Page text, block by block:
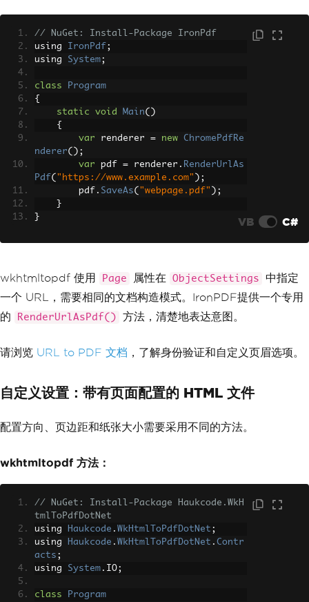
Objects
=
{
new
ObjectSettings
w.example.com"
};
converter
pdf);
}
// NuGet: Install-Package IronPdf
using IronPdf ;
using System;
class
Program
{
static
void Main()
{
var renderer = new
ChromePdfRe
nderer();
var pdf = renderer . RenderUrlAs
Pdf( "https://www.example.com" );
        pdf
. SaveAs( "webpage.pdf" );
}
}
VB C#
wkhtmltopdf 使用 Page 属性在 ObjectSettings
中指定
一个 URL，需要相同的文档构造模式。IronPDF提供一个专用
的
RenderUrlAsPdf() 方法，清楚地表达意图。
请浏览 URL to PDF 文档 ，了解身份验证和自定义页眉选项。
自定义设置：带有页面配置的 HTML 文件
配置方向、页边距和纸张大小需要采用不同的方法。
wkhtmltopdf 方法：
// NuGet: Install-Package Haukcode.WkH
tmlToPdfDotNet
using
Haukcode . WkHtmlToPdfDotNet ;
using
Haukcode . WkHtmlToPdfDotNet . Contr
acts ;
using System . IO;
class
Program